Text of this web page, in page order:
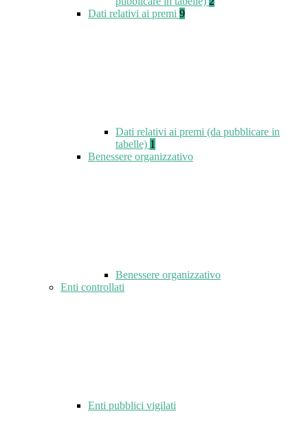
Dati relativi ai premi 9
Dati relativi ai premi (da pubblicare in
tabelle) 1
Benessere organizzativo
Benessere organizzativo
Enti controllati
Enti pubblici vigilati